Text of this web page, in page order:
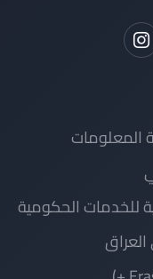
المعلومات
للخدمات الحكومية